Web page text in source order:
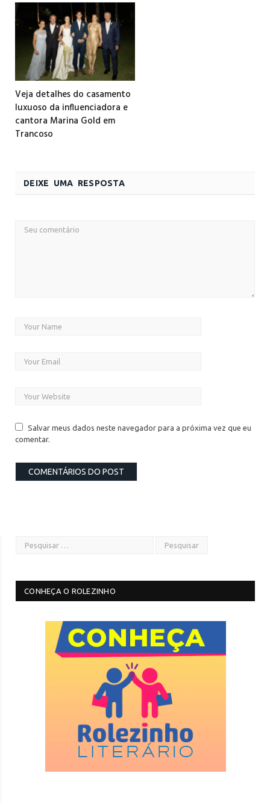
Veja detalhes do casamento
luxuoso da influenciadora e
cantora Marina Gold em
Trancoso
DEIXE UMA RESPOSTA
Salvar meus dados neste navegador para a próxima vez que eu
comentar.
CONHEÇA O ROLEZINHO